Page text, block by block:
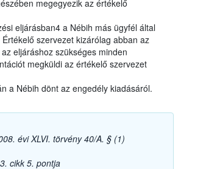
megegyezik az értékelő
eljárásban4 a Nébih más ügyfél által
szervezet kizárólag abban az
eljáráshoz szükséges minden
megküldi az értékelő szervezet
a Nébih dönt az engedély kiadásáról.
évi XLVI. törvény 40/A. § (1)
cikk 5. pontja